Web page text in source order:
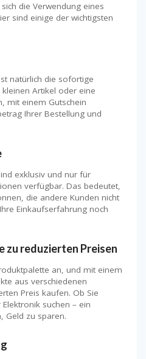
die Verwendung eines
sind einige der wichtigsten
natürlich die sofortige
kleinen Artikel oder eine
mit einem Gutschein
Ihrer Bestellung und
exklusiv und nur für
verfügbar. Das bedeutet,
die andere Kunden nicht
Einkaufserfahrung noch
reduzierten Preisen
an, und mit einem
aus verschiedenen
Preis kaufen. Ob Sie
suchen – ein
Geld zu sparen.